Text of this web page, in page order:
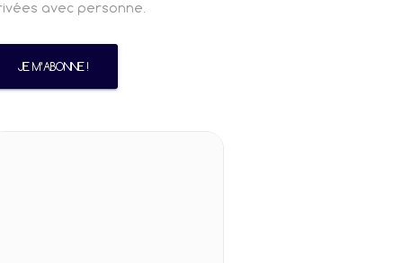
avec personne.